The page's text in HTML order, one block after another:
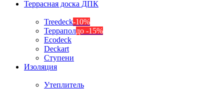
Террасная доска ДПК
Treedeck-10%
Терраполдо -15%
Ecodeck
Deckart
Ступени
Изоляция
Утеплитель